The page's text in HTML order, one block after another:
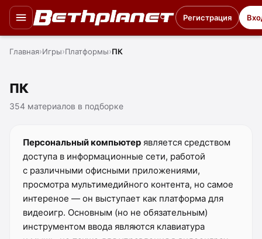
Регистрация
Главная Игры Платформы ПК
ПК
354 материалов в подборке
Персональный компьютер является средством
доступа в информационные сети, работой
с различными офисными приложениями,
просмотра мультимедийного контента, но самое
интереное — он выступает как платформа для
видеоигр. Основным (но не обязательным)
инструментом ввода являются клавиатура